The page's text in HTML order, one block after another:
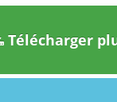
Télécharger